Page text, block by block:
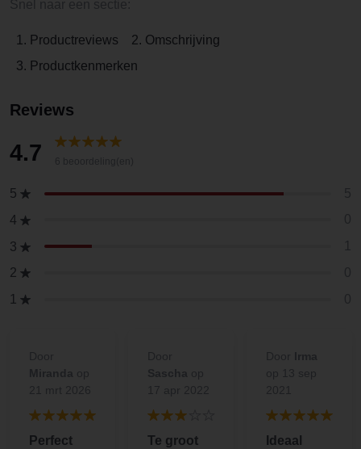
1. Productreviews
2. Omschrijving
3. Productkenmerken
Reviews
4.7
5
4
3
2
1
Perfect
Te groot
Ideaal